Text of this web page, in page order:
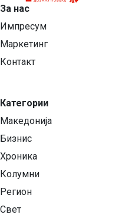
За нас
Импресум
Маркетинг
Контакт
Категории
Македонија
Бизнис
Хроника
Колумни
Регион
Свет